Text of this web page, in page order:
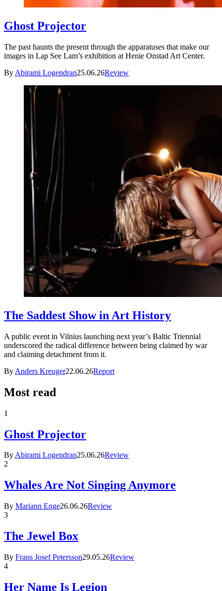
Ghost Projector
The past haunts the present through the apparatuses that make our
images in Lap See Lam’s exhibition at Henie Onstad Art Center.
By Abirami Logendran25.06.26Review
The Saddest Show in Art History
A public event in Vilnius launching next year’s Baltic Triennial
underscored the radical difference between being claimed by war
and claiming detachment from it.
By Anders Kreuger22.06.26Report
Most read
1
Ghost Projector
ByAbirami Logendran25.06.26Review
2
Whales Are Not Singing Anymore
By Mariann Enge26.06.26Review
3
The Jewel Box
By Frans Josef Petersson29.05.26Review
4
Her Name Is Legion